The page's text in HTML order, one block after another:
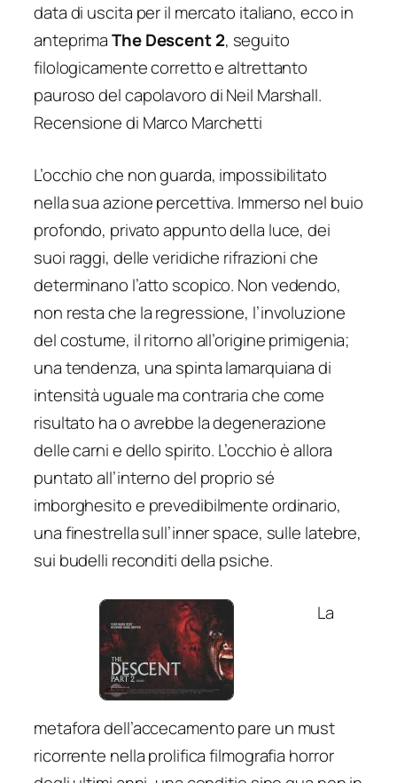
data di uscita per il mercato italiano, ecco in
anteprimaThe Descent 2, seguito
filologicamente corretto e altrettanto
pauroso del capolavoro di Neil Marshall.
Recensione di Marco Marchetti
L’occhio che non guarda, impossibilitato
nella sua azione percettiva. Immerso nel buio
profondo, privato appunto della luce, dei
suoi raggi, delle veridiche rifrazioni che
determinano l’atto scopico. Non vedendo,
non resta che la regressione, l’involuzione
del costume, il ritorno all’origine primigenia;
una tendenza, una spinta lamarquiana di
intensità uguale ma contraria che come
risultato ha o avrebbe la degenerazione
delle carni e dello spirito. L’occhio è allora
puntato all’interno del proprio sé
imborghesito e prevedibilmente ordinario,
una finestrella sull’inner space, sulle latebre,
sui budelli reconditi della psiche.
La
metafora dell’accecamento pare un must
ricorrente nella prolifica filmografia horror